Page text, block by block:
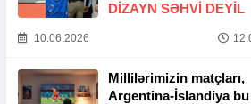
DIZAYN SƏHVI DEYIL
10.06.2026
Millilərimizin matçları,
Argentina-İslandiya bu